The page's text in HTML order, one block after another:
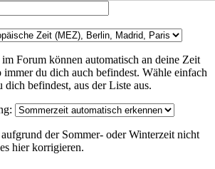
Forum können automatisch an deine Zeit
immer du dich auch befindest. Wähle einfach
befindest, aus der Liste aus.
der Sommer- oder Winterzeit nicht
hier korrigieren.